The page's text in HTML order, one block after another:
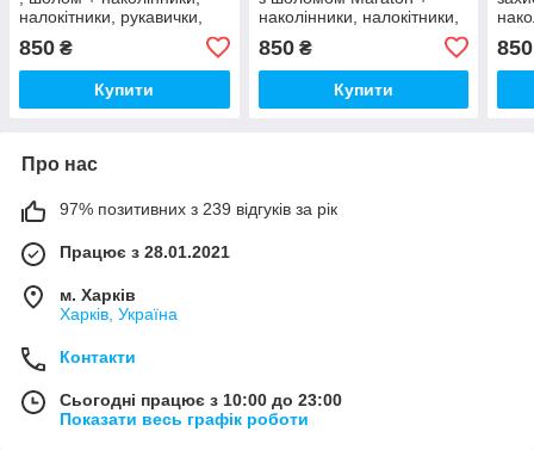
налокітники, рукавички,
якісний комплект захисту
850 ₴
Купити
наколінники, налокітники,
850₴
Купити
для
850
Про нас
97% позитивних з 239 відгуків за рік
Працює з 28.01.2021
м. Харків
Харків, Україна
Контакти
Сьогодні працює з 10:00 до 23:00
Показати весь графік роботи